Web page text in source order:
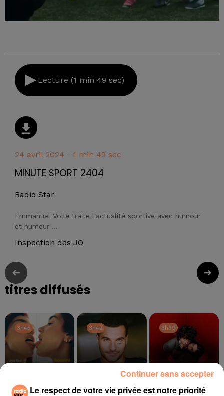
Lecture (1 min 49 sec)
24 avril 2024 - 1 min 49 sec
MINUTE SPORT 2404
Radio Star
Emmanuel Volle traite l'actualité sportive avec humour
et humeur ...
Inspection des JO
titres diffusés
3h45
3h45
DUA LIPA
3h42
3h42
AMIR
3h39
3h39
ADAME
Le respect de votre vie privée est notre priorité
Continuer sans accepter